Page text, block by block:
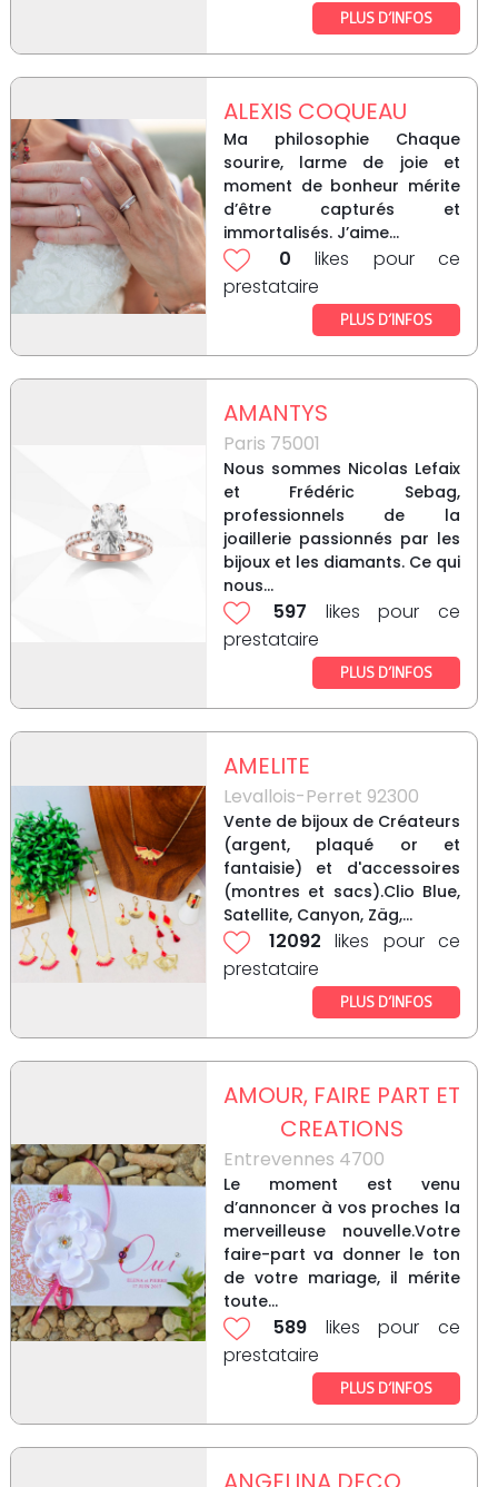
PLUS D’INFOS
ALEXIS COQUEAU
Ma philosophie Chaque
sourire, larme de joie et
moment de bonheur mérite
d’être capturés et
immortalisés. J’aime...
0 likes pour ce
prestataire
PLUS D’INFOS
AMANTYS
Paris 75001
Nous sommes Nicolas Lefaix
et Frédéric Sebag,
professionnels de la
joaillerie passionnés par les
bijoux et les diamants. Ce qui
nous...
597 likes pour ce
prestataire
PLUS D’INFOS
AMELITE
Levallois-Perret 92300
Vente de bijoux de Créateurs
(argent, plaqué or et
fantaisie) et d'accessoires
(montres et sacs).Clio Blue,
Satellite, Canyon, Zäg,...
12092 likes pour ce
prestataire
PLUS D’INFOS
AMOUR, FAIRE PART ET
CREATIONS
Entrevennes 4700
Le moment est venu
d’annoncer à vos proches la
merveilleuse nouvelle.Votre
faire-part va donner le ton
de votre mariage, il mérite
toute...
589 likes pour ce
prestataire
PLUS D’INFOS